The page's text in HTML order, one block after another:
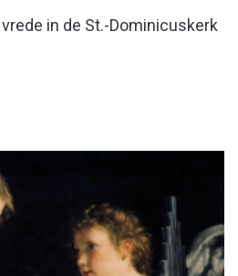
in de St.-Dominicuskerk